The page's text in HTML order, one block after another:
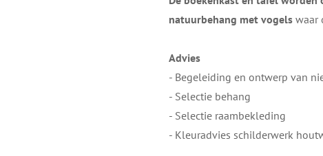
natuurbehang met vogels waar
Advies
- Begeleiding en ontwerp van
- Selectie behang
- Selectie raambekleding
- Kleuradvies schilderwerk